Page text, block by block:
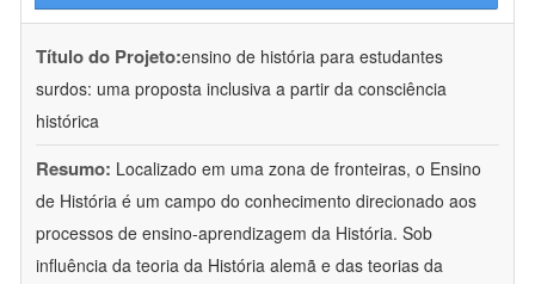
Título do Projeto:ensino de história para estudantes
surdos: uma proposta inclusiva a partir da consciência
histórica
Resumo: Localizado em uma zona de fronteiras, o Ensino
de História é um campo do conhecimento direcionado aos
processos de ensino-aprendizagem da História. Sob
influência da teoria da História alemã e das teorias da